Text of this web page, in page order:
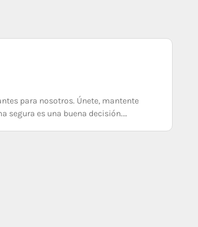
para nosotros. Únete, mantente
segura es una buena decisión.…